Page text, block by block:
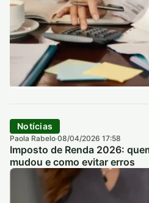
Notícias
Paola Rabelo·08/04/2026 17:58
Imposto de Renda 2026:
mudou e como evitar erros